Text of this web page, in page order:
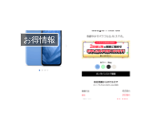
お得情報